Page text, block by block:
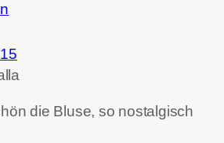
die Bluse, so nostalgisch